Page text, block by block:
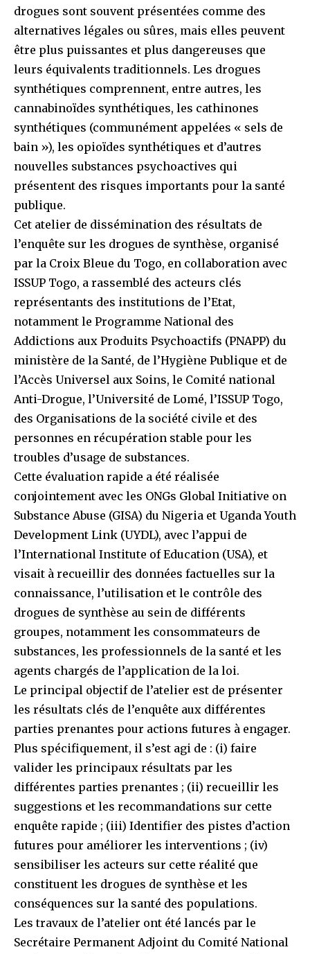
drogues sont souvent présentées comme des
alternatives légales ou sûres, mais elles peuvent
être plus puissantes et plus dangereuses que
leurs équivalents traditionnels. Les drogues
synthétiques comprennent, entre autres, les
cannabinoïdes synthétiques, les cathinones
synthétiques (communément appelées « sels de
bain »), les opioïdes synthétiques et d’autres
nouvelles substances psychoactives qui
présentent des risques importants pour la santé
publique.
Cet atelier de dissémination des résultats de
l’enquête sur les drogues de synthèse, organisé
par la Croix Bleue du Togo, en collaboration avec
ISSUP Togo, a rassemblé des acteurs clés
représentants des institutions de l’Etat,
notamment le Programme National des
Addictions aux Produits Psychoactifs (PNAPP) du
ministère de la Santé, de l’Hygiène Publique et de
l’Accès Universel aux Soins, le Comité national
Anti-Drogue, l’Université de Lomé, l’ISSUP Togo,
des Organisations de la société civile et des
personnes en récupération stable pour les
troubles d’usage de substances.
Cette évaluation rapide a été réalisée
conjointement avec les ONGs Global Initiative on
Substance Abuse (GISA) du Nigeria et Uganda Youth
Development Link (UYDL), avec l’appui de
l’International Institute of Education (USA), et
visait à recueillir des données factuelles sur la
connaissance, l’utilisation et le contrôle des
drogues de synthèse au sein de différents
groupes, notamment les consommateurs de
substances, les professionnels de la santé et les
agents chargés de l’application de la loi.
Le principal objectif de l’atelier est de présenter
les résultats clés de l’enquête aux différentes
parties prenantes pour actions futures à engager.
Plus spécifiquement, il s’est agi de : (i) faire
valider les principaux résultats par les
différentes parties prenantes ; (ii) recueillir les
suggestions et les recommandations sur cette
enquête rapide ; (iii) Identifier des pistes d’action
futures pour améliorer les interventions ; (iv)
sensibiliser les acteurs sur cette réalité que
constituent les drogues de synthèse et les
conséquences sur la santé des populations.
Les travaux de l’atelier ont été lancés par le
Secrétaire Permanent Adjoint du Comité National